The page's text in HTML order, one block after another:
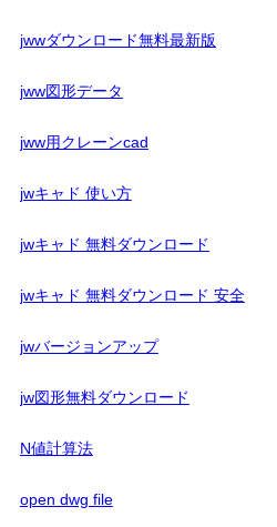
jwwダウンロード無料最新版
jww図形データ
jww用クレーンcad
jwキャド 使い方
jwキャド 無料ダウンロード
jwキャド 無料ダウンロード 安全
jwバージョンアップ
jw図形無料ダウンロード
N値計算法
open dwg file